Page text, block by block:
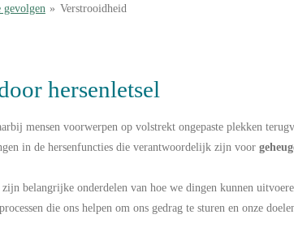
gevolgen » Verstrooidheid
hersenletsel
mensen voorwerpen op volstrekt ongepaste plekken
in de hersenfuncties die verantwoordelijk zijn voor
belangrijke onderdelen van hoe we dingen kunnen
die ons helpen om ons gedrag te sturen en onze